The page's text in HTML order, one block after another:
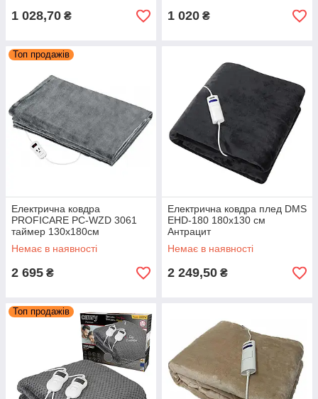
1 028,70 ₴ 1 020 ₴
Топ продажів
Електрична ковдра
PROFICARE PC-WZD 3061
таймер 130x180см
Немає в наявності
2 695 ₴
Електрична ковдра плед DMS
EHD-180 180x130 см
Антрацит
Немає в наявності
2 249,50 ₴
Топ продажів